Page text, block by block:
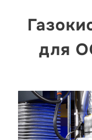
ИЗДЕЛИЯ
НАШИ
О
КОНТАКТЫ
для